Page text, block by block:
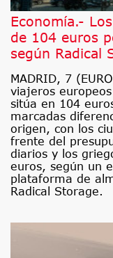
Economía.-
de 104 euros
según Radical
MADRID, 7
viajeros
sitúa en 104
marcadas
origen, con los
frente del
diarios y los
euros, según un
plataforma de
Radical Storage.